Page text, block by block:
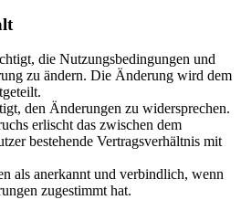
die Nutzungsbedingungen und
zu ändern. Die Änderung wird dem
den Änderungen zu widersprechen.
erlischt das zwischen dem
bestehende Vertragsverhältnis mit
als anerkannt und verbindlich, wenn
zugestimmt hat.